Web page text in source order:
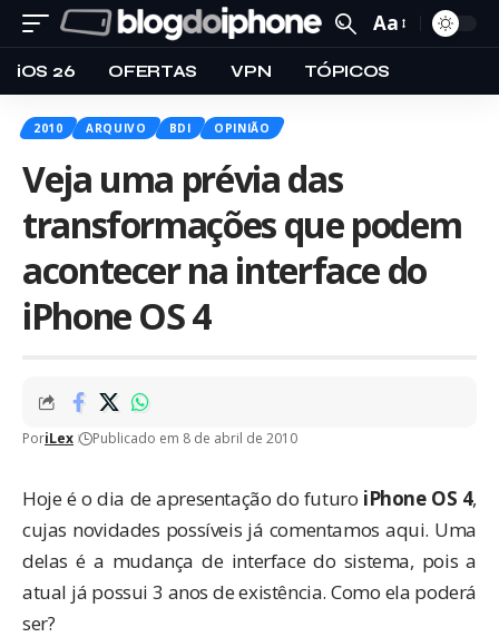
Aa
iOS 26 OFERTAS VPN TÓPICOS
2010 ARQUIVO BDI OPINIÃO
Veja uma prévia das
transformações que podem
acontecer na interface do
iPhone OS 4
PoriLex Publicado em 8 de abril de 2010
Hoje é o dia de apresentação do futuro iPhone OS 4,
cujas novidades possíveis já comentamos aqui. Uma
delas é a mudança de interface do sistema, pois a
atual já possui 3 anos de existência. Como ela poderá
ser?